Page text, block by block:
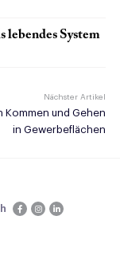
System
Nächster Artikel
Kommen und Gehen
in Gewerbeflächen